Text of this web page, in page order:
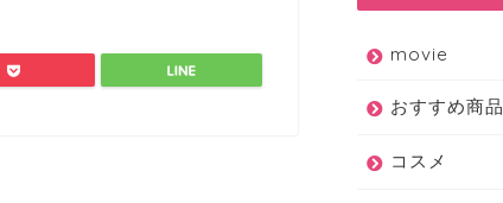
movie
おすすめ商品
コスメ